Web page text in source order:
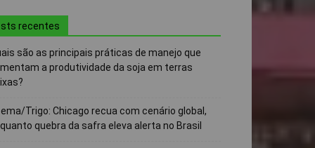
recentes
são as principais práticas de manejo que
a produtividade da soja em terras
Trigo: Chicago recua com cenário global,
quebra da safra eleva alerta no Brasil